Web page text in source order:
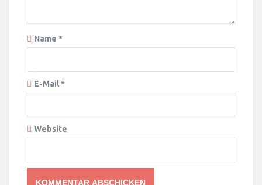
Name *
E-Mail*
Website